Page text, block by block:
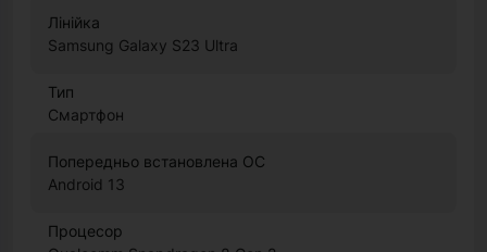
Лінійка
Samsung Galaxy S23 Ultra
Тип
Смартфон
Попередньо встановлена ОС
Android 13
Процесор